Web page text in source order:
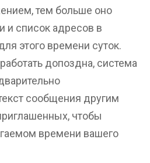
тем больше оно
и список адресов в
этого времени суток.
допоздна, система
сообщения другим
чтобы
времени вашего